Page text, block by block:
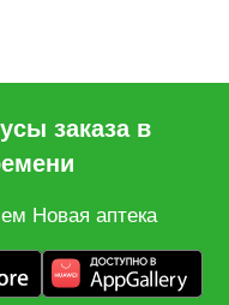
заказа в
Новая аптека